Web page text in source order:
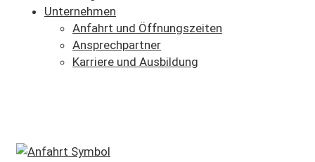
Unternehmen
Anfahrt und Öffnungszeiten
Ansprechpartner
Karriere und Ausbildung